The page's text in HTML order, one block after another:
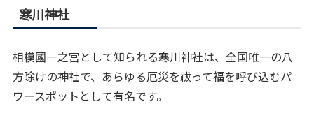
寒川神社
相模國一之宮として知られる寒川神社は、全国唯一の八
方除けの神社で、あらゆる厄災を祓って福を呼び込むパ
ワースポットとして有名です。